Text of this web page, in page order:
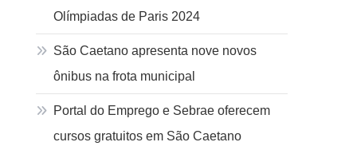
Olímpiadas de Paris 2024
São Caetano apresenta nove novos
ônibus na frota municipal
Portal do Emprego e Sebrae oferecem
cursos gratuitos em São Caetano